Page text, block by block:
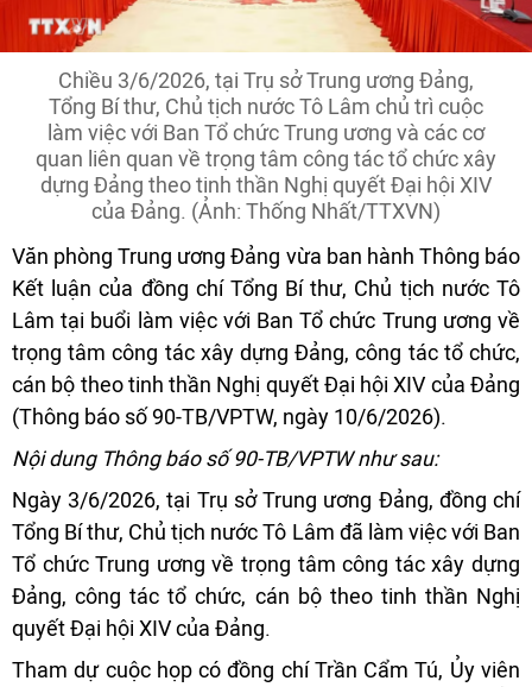
Chiều 3/6/2026, tại Trụ sở Trung ương Đảng,
Tổng Bí thư, Chủ tịch nước Tô Lâm chủ trì cuộc
làm việc với Ban Tổ chức Trung ương và các cơ
quan liên quan về trọng tâm công tác tổ chức xây
dựng Đảng theo tinh thần Nghị quyết Đại hội XIV
của Đảng. (Ảnh: Thống Nhất/TTXVN)
Văn phòng Trung ương Đảng vừa ban hành Thông báo
Kết luận của đồng chí Tổng Bí thư, Chủ tịch nước Tô
Lâm tại buổi làm việc với Ban Tổ chức Trung ương về
trọng tâm công tác xây dựng Đảng, công tác tổ chức,
cán bộ theo tinh thần Nghị quyết Đại hội XIV của Đảng
(Thông báo số 90-TB/VPTW, ngày 10/6/2026).
Nội dung Thông báo số 90-TB/VPTW như sau:
Ngày 3/6/2026, tại Trụ sở Trung ương Đảng, đồng chí
Tổng Bí thư, Chủ tịch nước Tô Lâm đã làm việc với Ban
Tổ chức Trung ương về trọng tâm công tác xây dựng
Đảng, công tác tổ chức, cán bộ theo tinh thần Nghị
quyết Đại hội XIV của Đảng.
Tham dự cuộc họp có đồng chí Trần Cẩm Tú, Ủy viên